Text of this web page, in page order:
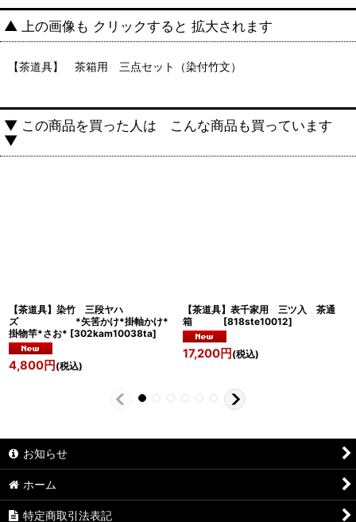
▲ 上の画像も クリックすると 拡大されます
【茶道具】 茶箱用 三点セット（染付竹文）
▼ この商品を買った人は こんな商品も買っています
▼
【茶道具】染竹 三段ヤハ
ズ *矢筈かけ*掛軸かけ*
掛物竿*さお* [302kam10038ta]
4,800円 (税込)
【茶道具】表千家用 三ツ入 茶通
箱
[818ste10012]
17,200円 (税込)
お知らせ
ホーム
特定商取引法表記